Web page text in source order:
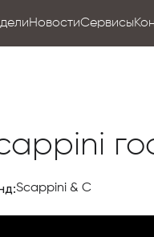
НовостиСервисы
Scappini & C